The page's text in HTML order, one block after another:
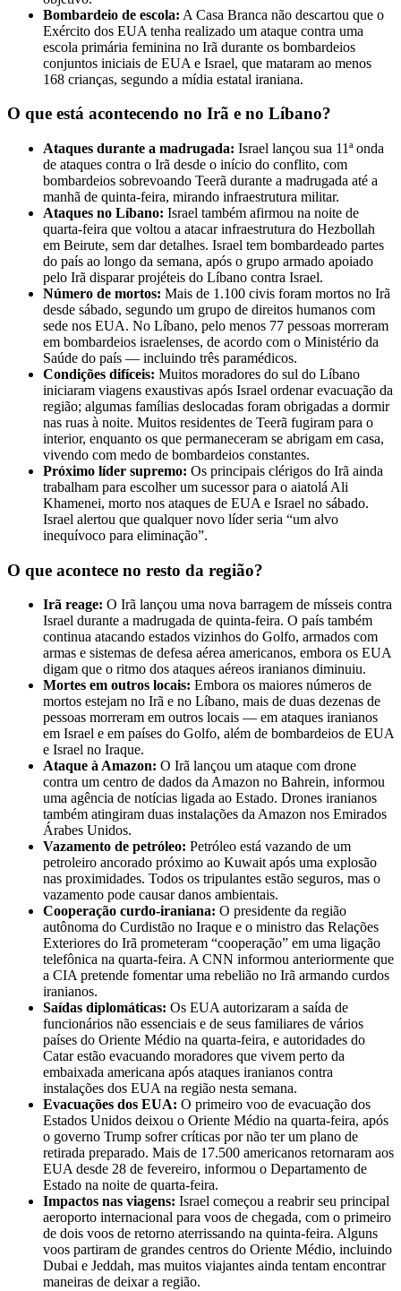
Bombardeio de escola: A Casa Branca não descartou que o
Exército dos EUA tenha realizado um ataque contra uma
escola primária feminina no Irã durante os bombardeios
conjuntos iniciais de EUA e Israel, que mataram ao menos
168 crianças, segundo a mídia estatal iraniana.
O que está acontecendo no Irã e no Líbano?
Ataques durante a madrugada: Israel lançou sua 11ª onda
de ataques contra o Irã desde o início do conflito, com
bombardeios sobrevoando Teerã durante a madrugada até a
manhã de quinta-feira, mirando infraestrutura militar.
Ataques no Líbano: Israel também afirmou na noite de
quarta-feira que voltou a atacar infraestrutura do Hezbollah
em Beirute, sem dar detalhes. Israel tem bombardeado partes
do país ao longo da semana, após o grupo armado apoiado
pelo Irã disparar projéteis do Líbano contra Israel.
Número de mortos: Mais de 1.100 civis foram mortos no Irã
desde sábado, segundo um grupo de direitos humanos com
sede nos EUA. No Líbano, pelo menos 77 pessoas morreram
em bombardeios israelenses, de acordo com o Ministério da
Saúde do país — incluindo três paramédicos.
Condições difíceis: Muitos moradores do sul do Líbano
iniciaram viagens exaustivas após Israel ordenar evacuação da
região; algumas famílias deslocadas foram obrigadas a dormir
nas ruas à noite. Muitos residentes de Teerã fugiram para o
interior, enquanto os que permaneceram se abrigam em casa,
vivendo com medo de bombardeios constantes.
Próximo líder supremo: Os principais clérigos do Irã ainda
trabalham para escolher um sucessor para o aiatolá Ali
Khamenei, morto nos ataques de EUA e Israel no sábado.
Israel alertou que qualquer novo líder seria “um alvo
inequívoco para eliminação”.
O que acontece no resto da região?
Irã reage: O Irã lançou uma nova barragem de mísseis contra
Israel durante a madrugada de quinta-feira. O país também
continua atacando estados vizinhos do Golfo, armados com
armas e sistemas de defesa aérea americanos, embora os EUA
digam que o ritmo dos ataques aéreos iranianos diminuiu.
Mortes em outros locais: Embora os maiores números de
mortos estejam no Irã e no Líbano, mais de duas dezenas de
pessoas morreram em outros locais — em ataques iranianos
em Israel e em países do Golfo, além de bombardeios de EUA
e Israel no Iraque.
Ataque à Amazon: O Irã lançou um ataque com drone
contra um centro de dados da Amazon no Bahrein, informou
uma agência de notícias ligada ao Estado. Drones iranianos
também atingiram duas instalações da Amazon nos Emirados
Árabes Unidos.
Vazamento de petróleo: Petróleo está vazando de um
petroleiro ancorado próximo ao Kuwait após uma explosão
nas proximidades. Todos os tripulantes estão seguros, mas o
vazamento pode causar danos ambientais.
Cooperação curdo-iraniana: O presidente da região
autônoma do Curdistão no Iraque e o ministro das Relações
Exteriores do Irã prometeram “cooperação” em uma ligação
telefônica na quarta-feira. A CNN informou anteriormente que
a CIA pretende fomentar uma rebelião no Irã armando curdos
iranianos.
Saídas diplomáticas: Os EUA autorizaram a saída de
funcionários não essenciais e de seus familiares de vários
países do Oriente Médio na quarta-feira, e autoridades do
Catar estão evacuando moradores que vivem perto da
embaixada americana após ataques iranianos contra
instalações dos EUA na região nesta semana.
Evacuações dos EUA: O primeiro voo de evacuação dos
Estados Unidos deixou o Oriente Médio na quarta-feira, após
o governo Trump sofrer críticas por não ter um plano de
retirada preparado. Mais de 17.500 americanos retornaram aos
EUA desde 28 de fevereiro, informou o Departamento de
Estado na noite de quarta-feira.
Impactos nas viagens: Israel começou a reabrir seu principal
aeroporto internacional para voos de chegada, com o primeiro
de dois voos de retorno aterrissando na quinta-feira. Alguns
voos partiram de grandes centros do Oriente Médio, incluindo
Dubai e Jeddah, mas muitos viajantes ainda tentam encontrar
maneiras de deixar a região.